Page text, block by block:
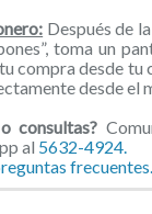
Después de
toma un
compra desde
desde el
consultas?
al 5632-4924.
frecuentes.